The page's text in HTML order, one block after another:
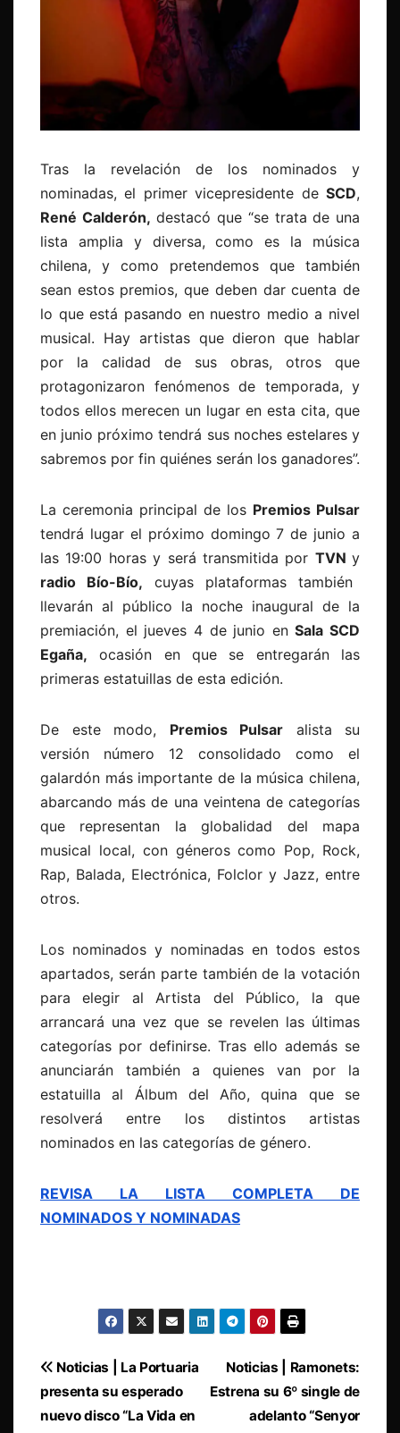
Tras la revelación de los nominados y
nominadas, el primer vicepresidente de SCD,
René Calderón, destacó que “se trata de una
lista amplia y diversa, como es la música
chilena, y como pretendemos que también
sean estos premios, que deben dar cuenta de
lo que está pasando en nuestro medio a nivel
musical. Hay artistas que dieron que hablar
por la calidad de sus obras, otros que
protagonizaron fenómenos de temporada, y
todos ellos merecen un lugar en esta cita, que
en junio próximo tendrá sus noches estelares y
sabremos por fin quiénes serán los ganadores”.
La ceremonia principal de los Premios Pulsar
tendrá lugar el próximo domingo 7 de junio a
las 19:00 horas y será transmitida por TVN y
radio Bío-Bío, cuyas plataformas también
llevarán al público la noche inaugural de la
premiación, el jueves 4 de junio enSala SCD
Egaña, ocasión en que se entregarán las
primeras estatuillas de esta edición.
De este modo, Premios Pulsar alista su
versión número 12 consolidado como el
galardón más importante de la música chilena,
abarcando más de una veintena de categorías
que representan la globalidad del mapa
musical local, con géneros como Pop, Rock,
Rap, Balada, Electrónica, Folclor y Jazz, entre
otros.
Los nominados y nominadas en todos estos
apartados, serán parte también de la votación
para elegir al Artista del Público, la que
arrancará una vez que se revelen las últimas
categorías por definirse. Tras ello además se
anunciarán también a quienes van por la
estatuilla al Álbum del Año, quina que se
resolverá entre los distintos artistas
nominados en las categorías de género.
REVISA LA LISTA COMPLETA DE
NOMINADOS Y NOMINADAS
Navegación
de
Noticias | Ramonets:
Estrena su 6º single de
adelanto “Senyor
Noticias | La Portuaria
presenta su esperado
nuevo disco “La Vida en